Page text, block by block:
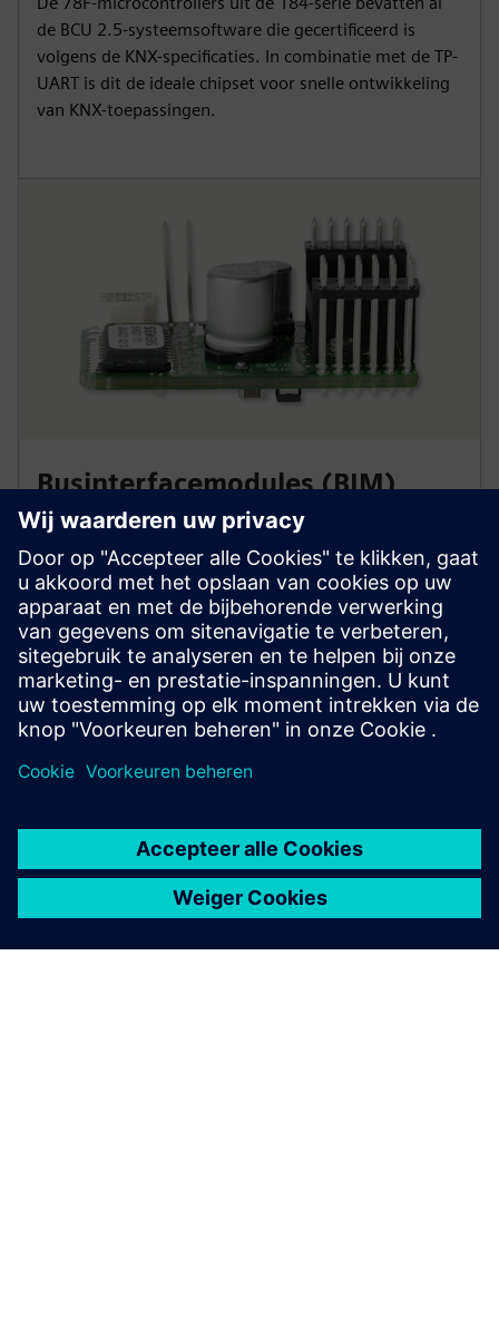
de BCU 2.5-systeemsoftware die gecertificeerd is
volgens de KNX-specificaties. In combinatie met de TP-
UART is dit de ideale chipset voor snelle ontwikkeling
van KNX-toepassingen.
Businterfacemodules (BIM)
De BIM M13-serie bestaat uit een chipset die is
gemonteerd op een printplaat met alle benodigde
componenten. Het biedt ook flash-technologie, zodat
de applicatieontwerper moderne tools kan gebruiken
voor kortere ontwikkelingstijden.